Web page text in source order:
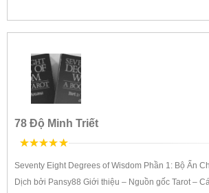
78 Độ Minh Triết
Seventy Eight Degrees of Wisdom Phần 1: Bộ Ẩn
Dịch bởi Pansy88 Giới thiệu – Nguồn gốc Tarot –